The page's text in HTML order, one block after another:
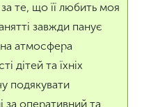
те, що її любить моя
завжди панує
атмосфера
дітей та їхніх
подякувати
за оперативний та